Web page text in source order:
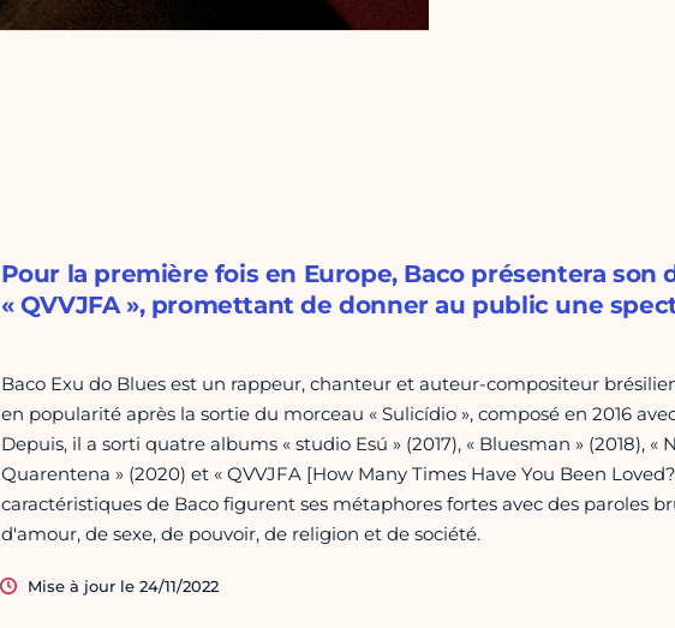
Pour la première fois en Europe, Baco présentera son
« QVVJFA », promettant de donner au public une
Baco Exu do Blues est un rappeur, chanteur et auteur-compositeur
en popularité après la sortie du morceau « Sulicídio », composé en 2016
Depuis, il a sorti quatre albums « studio Esú » (2017), « Bluesman » (2018), «
Quarentena » (2020) et « QVVJFA [How Many Times Have You Been
caractéristiques de Baco figurent ses métaphores fortes avec des paroles
d'amour, de sexe, de pouvoir, de religion et de société.
Mise à jour le 24/11/2022